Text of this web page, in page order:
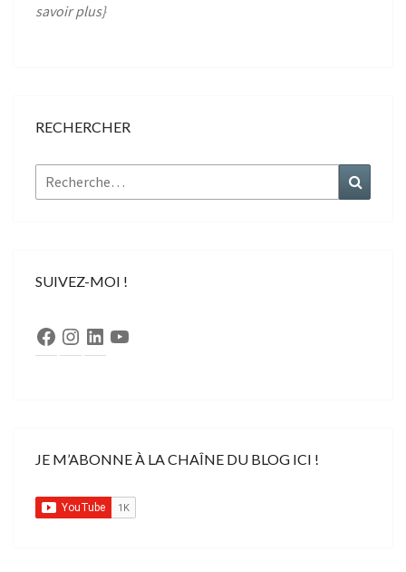
savoir plus}
RECHERCHER
Rechercher :
SUIVEZ-MOI !
Facebook
Instagram
LinkedInYouTube
JE M’ABONNE À LA CHAÎNE DU BLOG ICI !